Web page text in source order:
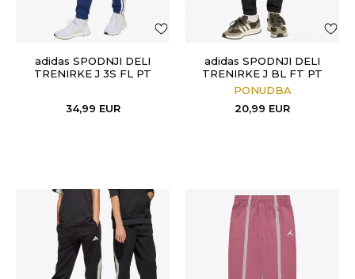
adidas SPODNJI DELI
TRENIRKE J 3S FL PT
34,99 EUR
adidas SPODNJI DELI
TRENIRKE J BL FT PT
280
PONUDBA
20,99 EUR